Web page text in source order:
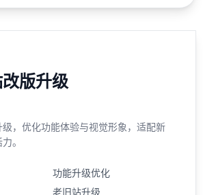
版升级
，优化功能体验与视觉形象，适配新
。
功能升级优化
老旧站升级